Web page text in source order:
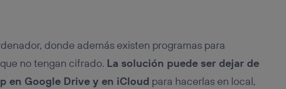
donde además existen programas para
no tengan cifrado. La solución puede ser dejar de
en Google Drive y en iCloud para hacerlas en local,